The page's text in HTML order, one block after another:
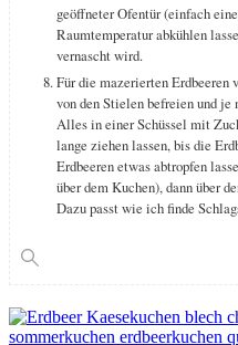
geöffneter Ofentür (einfach
Raumtemperatur abkühlen
vernascht wird.
Für die mazerierten Erdbeeren
von den Stielen befreien und
Alles in einer Schüssel mit
lange ziehen lassen, bis die
Erdbeeren etwas abtropfen
über dem Kuchen), dann über
Dazu passt wie ich finde